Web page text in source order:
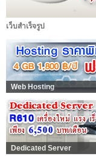
เว็บสำเร็จรูป
Web Hosting
Dedicated Server